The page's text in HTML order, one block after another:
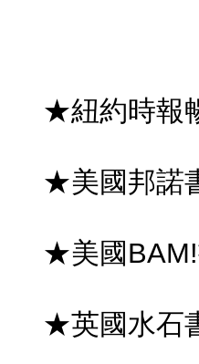
★紐約時報暢
★美國邦諾書
★美國BAM!
★英國水石書